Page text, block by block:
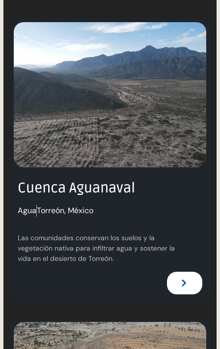
Cuenca Aguanaval
AguaTorreón, México
Las comunidades conservan los suelos y la
vegetación nativa para infiltrar agua y sostener la
vida en el desierto de Torreón.